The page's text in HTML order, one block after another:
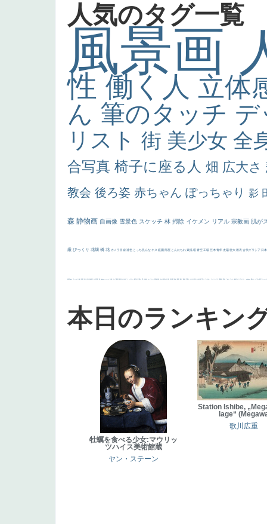
人気のタグ一覧
風景画
性 働く人 立体
ん 筆のタッチ
リスト 街 美少女 全
合写真 椅子に座る人 畑 広大さ
教会 後ろ姿 赤ちゃん ぽっちゃり 影
森 静物画 自画像 雪景色 スケッチ 林 掃除 イケメン リアル 宗教画 肌が
厳 びっくり 花畑 橋 花 カメラ目線 補色 こっち見んな キス 庭園 部屋 こんにちわ 素描 塔 青空 工場 巨木 青年 太陽 壮大 着衣 古代ギリシア 日
画質 last ヴィーナス 剣 白人少女 食事中 山本芳翠 麦 alciato ハーレム 女神 ローマ教皇 奥行き 火起こし シスター 東方の三博士 114514 かっこいい 受胎告知 天から覗き込む顔 設計図 挿絵 群衆 親子 裸婦 可愛い ピサロ ＃名画で学ぶ「たるみ」 ニーソックス 躍動感 黄色 こわい コート 畦道 レンブラント・ sekkusu 暖かい バブみ 靴下 ショッ
本日のランキン
牡蠣を食べる少女:マウリッ
ツハイス美術館蔵
ヤン・ステーン
Station Ishibe,
lage“
歌川広重